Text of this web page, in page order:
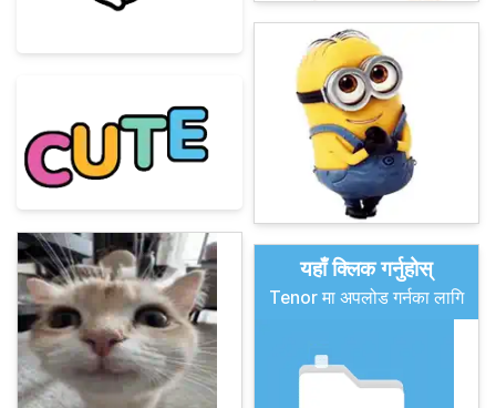
यहाँ क्लिक गर्नुहोस्
Tenor मा अपलोड गर्नका लागि